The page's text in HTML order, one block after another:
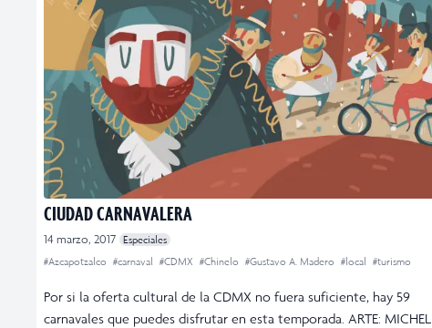
CIUDAD CARNAVALERA
14 marzo, 2017 Especiales
#Azcapotzalco #carnaval #CDMX #Chinelo #Gustavo A. Madero #local #turismo
Por si la oferta cultural de la CDMX no fuera suficiente, hay 59
carnavales que puedes disfrutar en esta temporada. ARTE: MICHEL